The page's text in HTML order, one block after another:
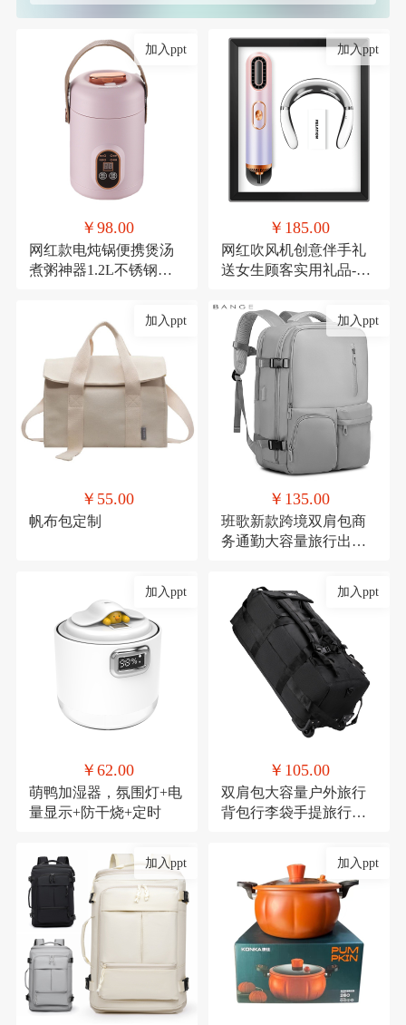
加入ppt
￥98.00
网红款电炖锅便携煲汤
煮粥神器1.2L不锈钢电
加入ppt
￥185.00
网红吹风机创意伴手礼
送女生顾客实用礼品-极
加入ppt
￥55.00
帆布包定制
加入ppt
￥135.00
班歌新款跨境双肩包商
务通勤大容量旅行出差
加入ppt
￥62.00
萌鸭加湿器，氛围灯+电
量显示+防干烧+定时
加入ppt
￥105.00
双肩包大容量户外旅行
背包行李袋手提旅行包
加入ppt 加入ppt